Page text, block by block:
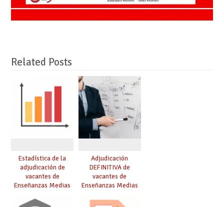
Related Posts
Estadística de la
adjudicación de
vacantes de
Enseñanzas Medias
Adjudicación
DEFINITIVA de
vacantes de
Enseñanzas Medias